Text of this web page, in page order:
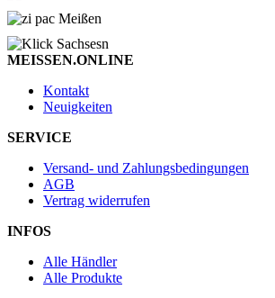
MEISSEN.ONLINE
Kontakt
Neuigkeiten
SERVICE
Versand- und Zahlungsbedingungen
AGB
Vertrag widerrufen
INFOS
Alle Händler
Alle Produkte